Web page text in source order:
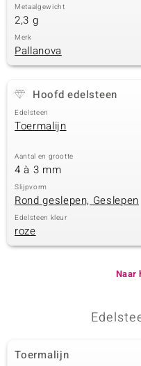
Metaalgewicht
2,3 g
Merk
Pallanova
Hoofd edelsteen
Edelsteen
Toermalijn
Aantal en grootte
4 à 3 mm
Slijpvorm
Rond geslepen, Geslepen
Edelsteen kleur
roze
Naar
Toermalijn